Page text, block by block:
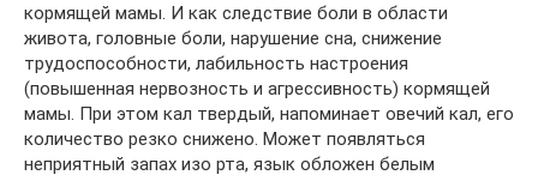
кормящей мамы. И как следствие боли в области
живота, головные боли, нарушение сна, снижение
трудоспособности, лабильность настроения
(повышенная нервозность и агрессивность) кормящей
мамы. При этом кал твердый, напоминает овечий кал, его
количество резко снижено. Может появляться
неприятный запах изо рта, язык обложен белым